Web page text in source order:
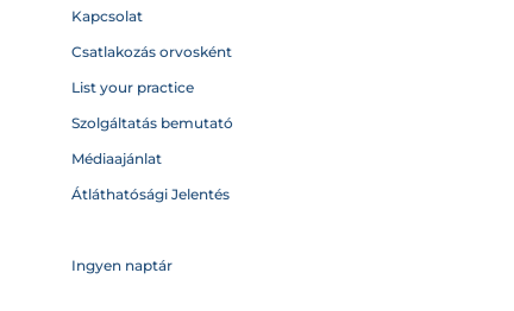
Kapcsolat
Csatlakozás orvosként
List your practice
Szolgáltatás bemutató
Médiaajánlat
Átláthatósági Jelentés
Ingyen naptár